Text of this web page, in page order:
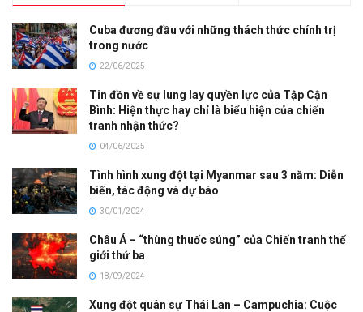
Cuba đương đầu với những thách thức chính trị
trong nước
22/06/2025
Tin đồn về sự lung lay quyền lực của Tập Cận
Bình: Hiện thực hay chỉ là biểu hiện của chiến
tranh nhận thức?
04/06/2025
Tình hình xung đột tại Myanmar sau 3 năm: Diễn
biến, tác động và dự báo
30/01/2024
Châu Á – “thùng thuốc súng” của Chiến tranh thế
giới thứ ba
18/09/2024
Xung đột quân sự Thái Lan – Campuchia: Cuộc